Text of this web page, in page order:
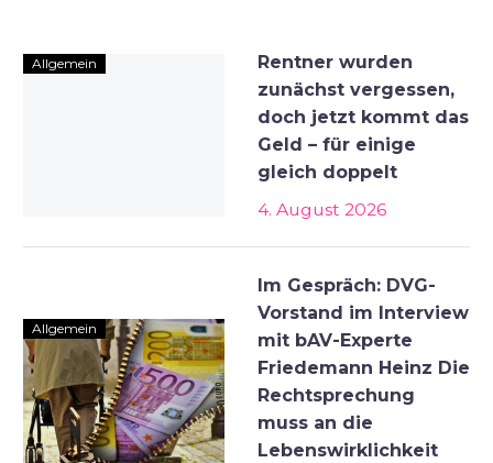
Allgemein
Rentner wurden
zunächst vergessen,
doch jetzt kommt das
Geld – für einige
gleich doppelt
4. August 2026
Allgemein
Im Gespräch: DVG-
Vorstand im Interview
mit bAV-Experte
Friedemann Heinz Die
Rechtsprechung
muss an die
Lebenswirklichkeit